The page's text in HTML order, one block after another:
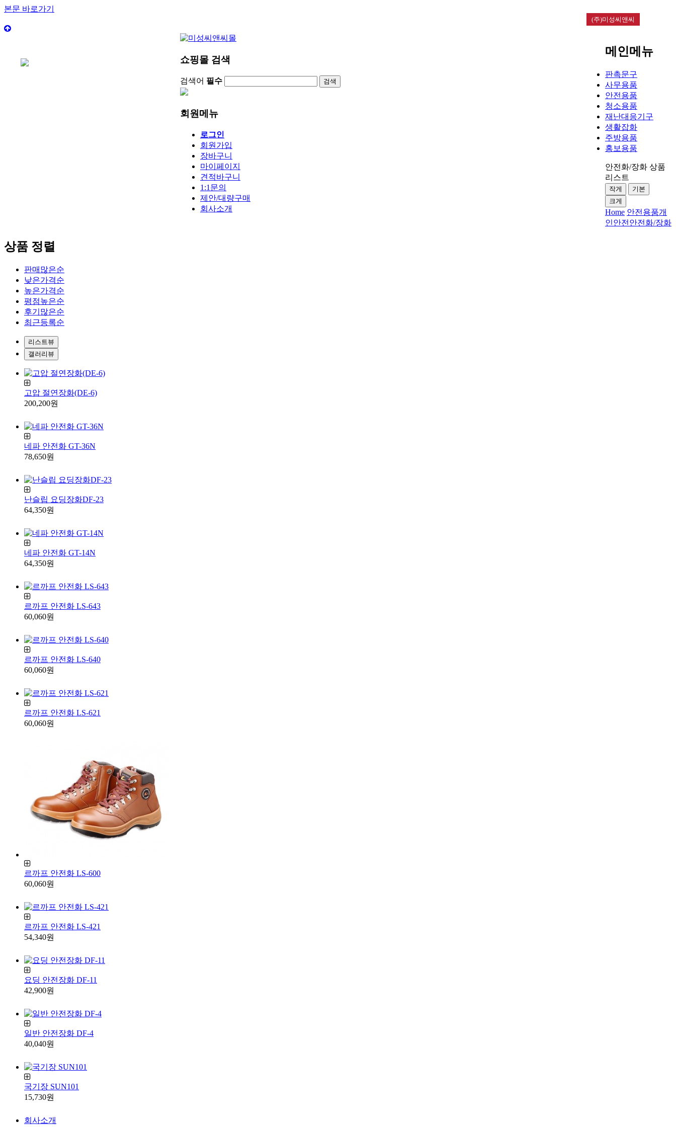
본문 바로가기
(주)미성씨앤씨
쇼핑몰 검색
검색어 필수
회원메뉴
로그인
회원가입
장바구니
마이페이지
견적바구니
1:1문의
제안/대량구매
회사소개
메인메뉴
판촉문구
사무용품
안전용품
청소용품
재난대응기구
생활잡화
주방용품
홍보용품
안전화/장화 상품
리스트
작게
기본
크게
Home 안전용품개
인안전 안전화/장화
상품 정렬
판매많은순
낮은가격순
높은가격순
평점높은순
후기많은순
최근등록순
리스트뷰
갤러리뷰
고압 절연장화(DE-6)
200,200원
네파 안전화 GT-36N
78,650원
난슬립 요딩장화DF-23
64,350원
네파 안전화 GT-14N
64,350원
르까프 안전화 LS-643
60,060원
르까프 안전화 LS-640
60,060원
르까프 안전화 LS-621
60,060원
르까프 안전화 LS-600
60,060원
르까프 안전화 LS-421
54,340원
요딩 안전장화 DF-11
42,900원
일반 안전장화 DF-4
40,040원
국기장 SUN101
15,730원
회사소개